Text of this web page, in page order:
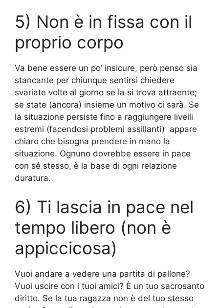
5) Non è in fissa con il
proprio corpo
Va bene essere un po’ insicure, però penso sia
stancante per chiunque sentirsi chiedere
svariate volte al giorno se la si trova attraente;
se state (ancora) insieme un motivo ci sarà. Se
la situazione persiste fino a raggiungere livelli
estremi (facendosi problemi assillanti) appare
chiaro che bisogna prendere in mano la
situazione. Ognuno dovrebbe essere in pace
con sé stesso, è la base di ogni relazione
duratura.
6) Ti lascia in pace nel
tempo libero (non è
appiccicosa)
Vuoi andare a vedere una partita di pallone?
Vuoi uscire con i tuoi amici? È un tuo sacrosanto
diritto. Se la tua ragazza non è del tuo stesso